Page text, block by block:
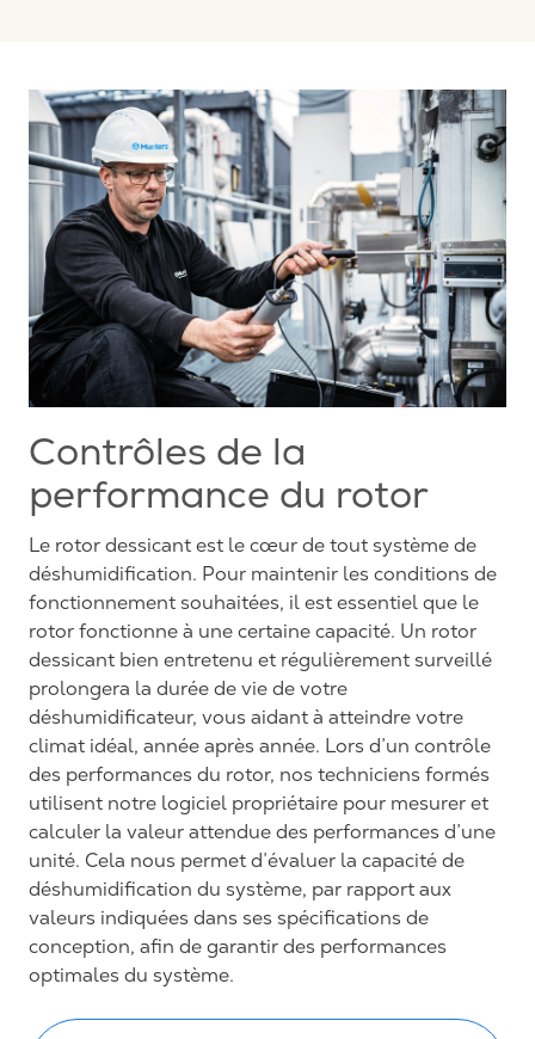
Contrôles de la
performance du rotor
Le rotor dessicant est le cœur de tout système de
déshumidification. Pour maintenir les conditions de
fonctionnement souhaitées, il est essentiel que le
rotor fonctionne à une certaine capacité. Un rotor
dessicant bien entretenu et régulièrement surveillé
prolongera la durée de vie de votre
déshumidificateur, vous aidant à atteindre votre
climat idéal, année après année. Lors d’un contrôle
des performances du rotor, nos techniciens formés
utilisent notre logiciel propriétaire pour mesurer et
calculer la valeur attendue des performances d’une
unité. Cela nous permet d’évaluer la capacité de
déshumidification du système, par rapport aux
valeurs indiquées dans ses spécifications de
conception, afin de garantir des performances
optimales du système.